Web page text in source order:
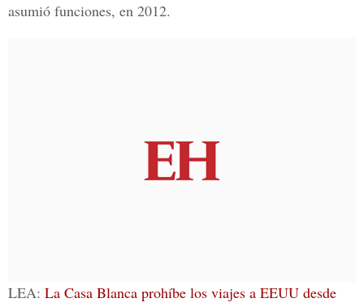
asumió funciones, en 2012.
LEA: La Casa Blanca prohíbe los viajes a EEUU desde